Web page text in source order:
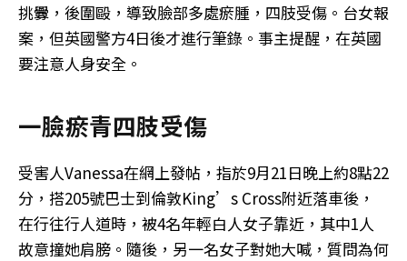
挑釁，後圍毆，導致臉部多處瘀腫，四肢受傷。台女報
案，但英國警方4日後才進行筆錄。事主提醒，在英國
要注意人身安全。
一臉瘀青四肢受傷
受害人Vanessa在網上發帖，指於9月21日晚上約8點22
分，搭205號巴士到倫敦King’s Cross附近落車後，
在行往行人道時，被4名年輕白人女子靠近，其中1人
故意撞她肩膀。隨後，另一名女子對她大喊，質問為何